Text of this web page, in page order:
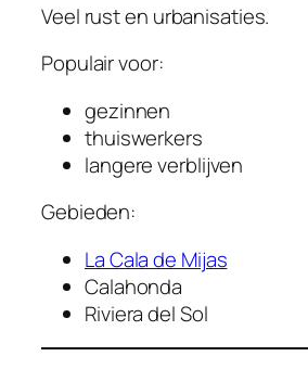
Veel rust en urbanisaties.
Populair voor:
gezinnen
thuiswerkers
langere verblijven
Gebieden:
La Cala de Mijas
Calahonda
Riviera del Sol